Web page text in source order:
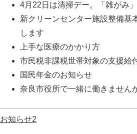
4月22日は清掃デー。「雑がみ
新クリーンセンター施設整備基
します
上手な医療のかかり方
市民税非課税世帯対象の支援給
国民年金のお知らせ
奈良市役所で一緒に働きません
お知らせ2